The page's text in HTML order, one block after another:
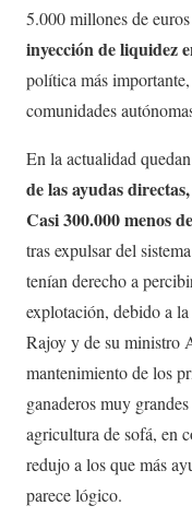
5.000 millones de
inyección de liquidez
política más
comunidades
En la actualidad
de las ayudas
Casi 300.000 menos
tras expulsar del
tenían derecho a
explotación, debido a
Rajoy y de su ministro
mantenimiento de los
ganaderos muy
agricultura de sofá, en
redujo a los que más
parece lógico.